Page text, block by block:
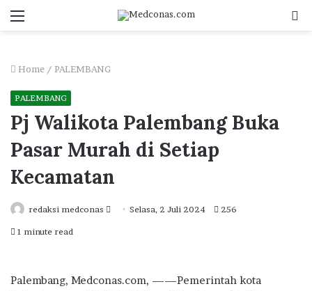
Menu
Home / PALEMBANG
PALEMBANG
Pj Walikota Palembang Buka
Pasar Murah di Setiap
Kecamatan
redaksi medconas
SendSelasa, 2 Juli 2024 256
1 minute read
Palembang, Medconas.com, ——Pemerintah kota